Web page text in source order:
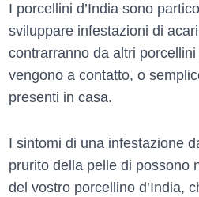
I porcellini d’India sono
sviluppare infestazioni di
contrarranno da altri porcellini
vengono a contatto, o
presenti in casa.
I sintomi di una infestazione
prurito della pelle di possono
del vostro porcellino d’India,